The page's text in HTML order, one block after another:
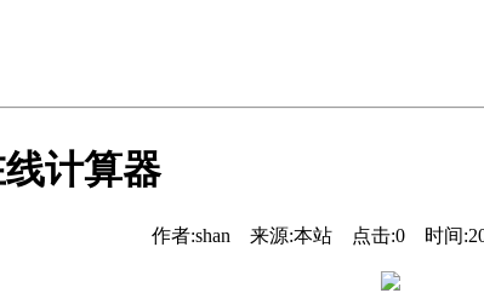
计算器
作者:shan 来源:本站 点击:0时间